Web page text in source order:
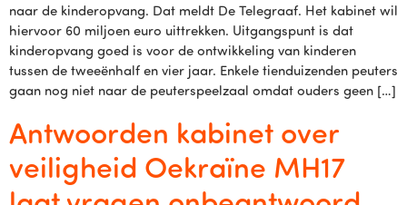
naar de kinderopvang. Dat meldt De Telegraaf. Het kabinet wil
hiervoor 60 miljoen euro uittrekken. Uitgangspunt is dat
kinderopvang goed is voor de ontwikkeling van kinderen
tussen de tweeënhalf en vier jaar. Enkele tienduizenden peuters
gaan nog niet naar de peuterspeelzaal omdat ouders geen […]
Antwoorden kabinet over
veiligheid Oekraïne MH17